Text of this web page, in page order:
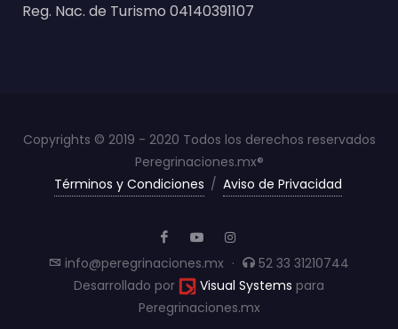
Reg. Nac. de Turismo 04140391107
Copyrights © 2019 - 2020 Todos los derechos reservados
Peregrinaciones.mx®
Términos y Condiciones / Aviso de Privacidad
info@peregrinaciones.mx ·
52 33 31210744
Desarrollado por
Visual Systems para
Peregrinaciones.mx